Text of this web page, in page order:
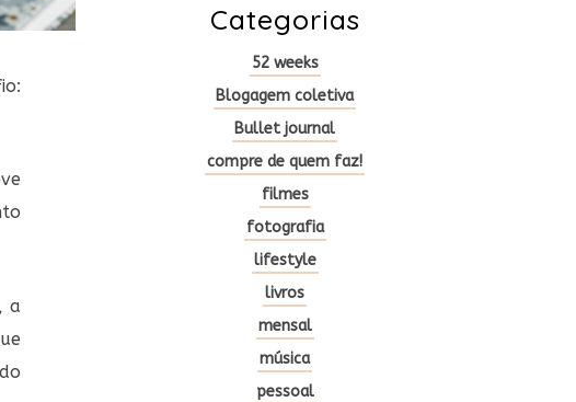
a
Categorias
52 weeks
Blogagem coletiva
Bullet journal
compre de quem faz!
filmes
fotografia
lifestyle
livros
mensal
música
pessoal